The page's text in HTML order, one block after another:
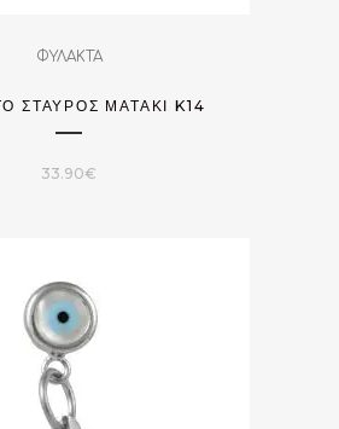
ΦΥΛΑΚΤΑ
ΣΤΑΥΡΌΣ ΜΑΤΆΚΙ K14
33.90€